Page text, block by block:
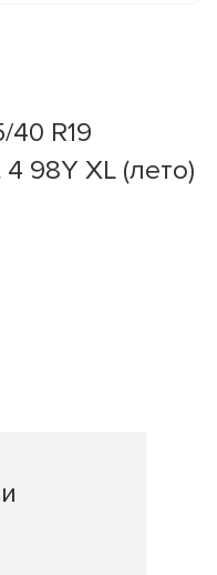
R19
98Y XL (лето)